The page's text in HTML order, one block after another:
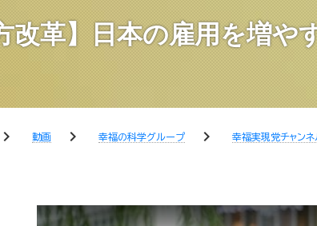
改革】日本の雇用を増や
chevron_right 動画 chevron_right 幸福の科学グループ chevron_right 幸福実現党チャンネ